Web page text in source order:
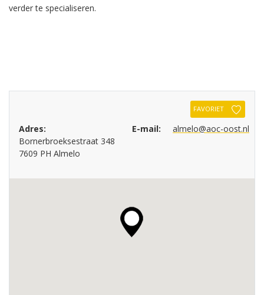
verder te specialiseren.
FAVORIET
Adres:
Bornerbroeksestraat 348
7609 PH Almelo
E-mail: almelo@aoc-oost.nl